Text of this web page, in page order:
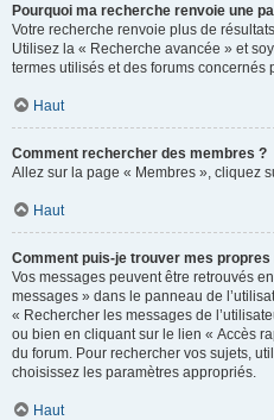
Pourquoi ma recherche renvoie une
Votre recherche renvoie plus de
Utilisez la « Recherche avancée » et
termes utilisés et des forums concernés
Haut
Comment rechercher des membres ?
Allez sur la page « Membres », cliquez
Haut
Comment puis-je trouver mes
Vos messages peuvent être retrouvés
messages » dans le panneau de
« Rechercher les messages de
ou bien en cliquant sur le lien « Accès
du forum. Pour rechercher vos sujets,
choisissez les paramètres appropriés.
Haut